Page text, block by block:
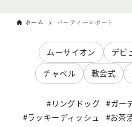
ホーム パーティーレポート
ムーサイオン デビ
チャペル
教会式
リングドッグ ガー
ラッキーディッシュ
お茶